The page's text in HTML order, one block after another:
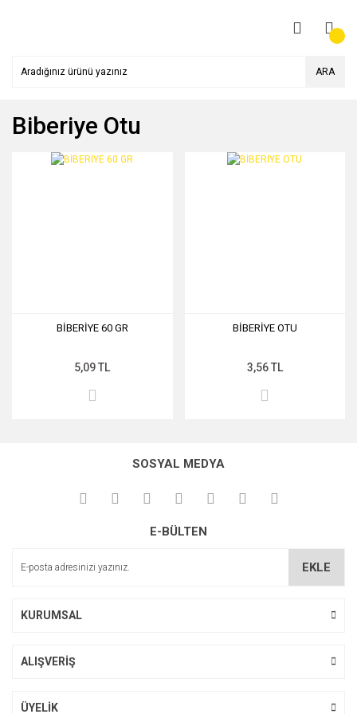
ARA
Biberiye Otu
BİBERİYE 60 GR
5,09 TL
BİBERİYE OTU
3,56 TL
SOSYAL MEDYA
E-BÜLTEN
EKLE
KURUMSAL
ALIŞVERİŞ
ÜYELİK